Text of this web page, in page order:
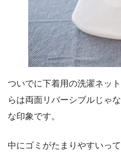
ついでに下着用の洗濯ネッ
らは両面リバーシブルじゃ
な印象です。
中にゴミがたまりやすいっ